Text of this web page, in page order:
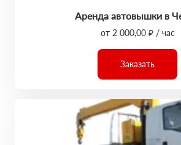
Аренда автовышки в
от 2 000,00 ₽ / час
Заказать